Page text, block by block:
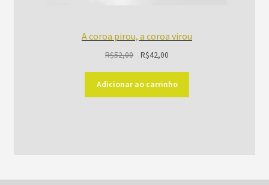
A coroa pirou, a coroa virou
R$52,00
original
era:
R$42,00O
atual
é:
Adicionar ao carrinho